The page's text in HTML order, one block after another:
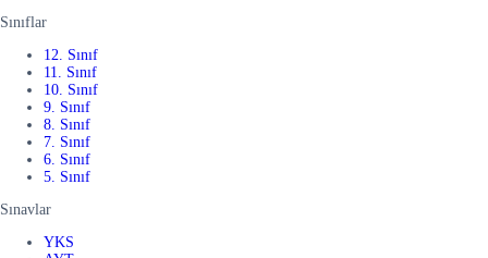
Sınıflar
12. Sınıf
11. Sınıf
10. Sınıf
9. Sınıf
8. Sınıf
7. Sınıf
6. Sınıf
5. Sınıf
Sınavlar
YKS